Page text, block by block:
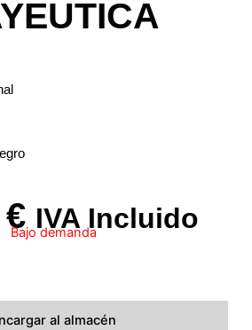
al almacén
€ IVA Incluido
Bajo demanda